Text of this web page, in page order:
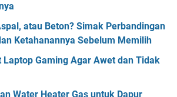
atau Beton? Simak Perbandingan
Ketahanannya Sebelum Memilih
Gaming Agar Awet dan Tidak
Water Heater Gas untuk Dapur